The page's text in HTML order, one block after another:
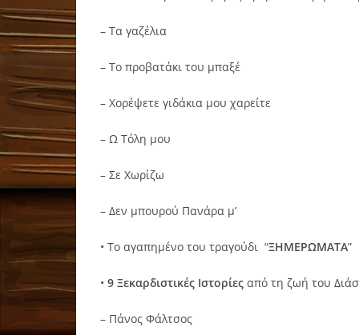
– Τα γαζέλια
– Το προβατάκι του μπαξέ
– Χορέψετε γιδάκια μου χαρείτε
– Ω Τόλη μου
– Σε Χωρίζω
– Δεν μπουρού Πανάρα μ’
• Το αγαπημένο του τραγούδι “ΞΗΜΕΡΩΜΑΤΑ”
• 9 Ξεκαρδιστικές Ιστορίες από τη ζωή του
– Πάνος Φάλτσος